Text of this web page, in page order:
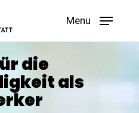
Menu
die
als